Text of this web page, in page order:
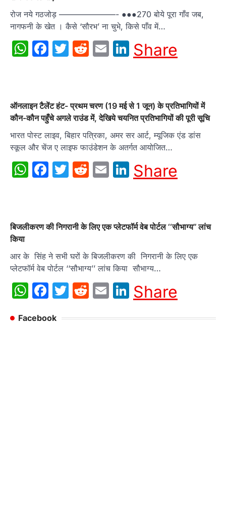
रोज नये गठजोड़ ———————- ●●●270 बोये पूरा गाँव जब,
नागफनी के खेत । कैसे ‘सौरभ’ ना चुभे, किसे पाँव में…
WhatsApp
Facebook
Twitter
Reddit
EmailLinkedIn
Share
ऑनलाइन टैलेंट हंट- प्रथम चरण (19 मई से 1 जून) के प्रतिभागियों में
कौन-कौन पहुँचे अगले राउंड में, देखिये चयनित प्रतिभागियों की पूरी सूचि
भारत पोस्ट लाइव, बिहार पत्रिका, अमर सर आर्ट, म्यूजिक एंड डांस
स्कूल और चेंज ए लाइफ फाउंडेशन के अतर्गत आयोजित…
WhatsApp
Facebook
Twitter
Reddit
EmailLinkedIn
Share
बिजलीकरण की निगरानी के लिए एक प्लेटफॉर्म वेब पोर्टल ‘‘सौभाग्य’’ लांच
किया
आर के सिंह ने सभी घरों के बिजलीकरण की निगरानी के लिए एक
प्लेटफॉर्म वेब पोर्टल ‘‘सौभाग्य’’ लांच किया सौभाग्य…
WhatsApp
Facebook
Twitter
Reddit
EmailLinkedIn
Share
Facebook